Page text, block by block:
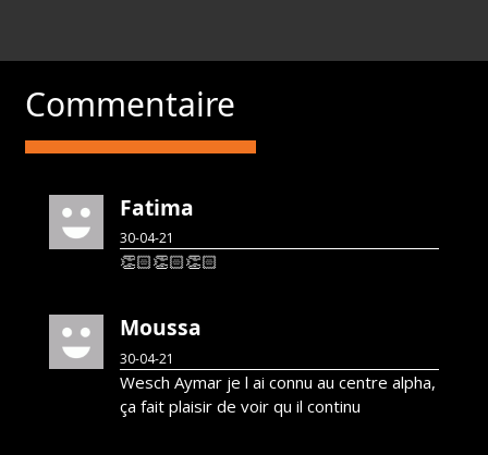
Commentaire
Fatima
30-04-21
👏🏻👏🏻👏🏻
Moussa
30-04-21
Wesch Aymar je l ai connu au centre alpha,
ça fait plaisir de voir qu il continu